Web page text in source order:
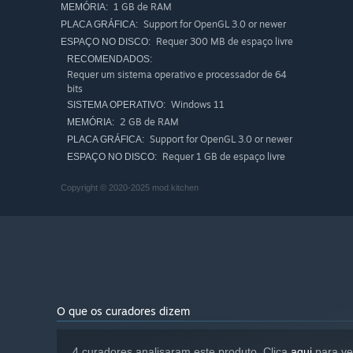
extremely difficult challenge mode. It has a whole pile
sizeable world, and seemingly countless secrets to find.
MEMÓRIA: 1 GB de RAM
PLACA GRÁFICA: Support for OpenGL 3.0 or newer
ESPAÇO NO DISCO: Requer 300 MB de espaço livre
RECOMENDADOS:
Requer um sistema operativo e processador de 64
bits
SISTEMA OPERATIVO: Windows 11
MEMÓRIA: 2 GB de RAM
PLACA GRÁFICA: Support for OpenGL 3.0 or newer
ESPAÇO NO DISCO: Requer 1 GB de espaço livre
Copyright © 2020-2025 mod.kitchen
O que os curadores dizem